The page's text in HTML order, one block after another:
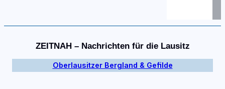
ZEITNAH – Nachrichten für die Lausitz
Oberlausitzer Bergland & Gefilde